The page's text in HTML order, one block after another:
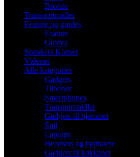
Bronze
Transportmidler
Feature og guides
Feature
Guides
Speakers Korner
Videoer
Alle kategorier
Gadgets
Tilbehør
Smartphones
Transportmidler
Gadgets til hjemmet
Spil
Laptops
Headsets og højttalere
Gadgets til køkkenet